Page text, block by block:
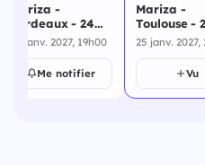
Mariza -
Bordeaux - 24
janvier 2027
24 janv. 2027, 19h00
Me notifier
Mariza -
Toulouse -
janvier
25 janv. 2027,
Vu